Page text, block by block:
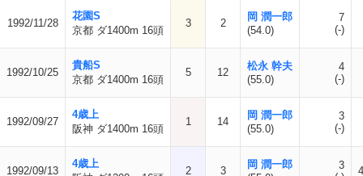
1992/11/28
花園S
京都 ダ1400m 16頭
3 2
岡 潤一郎
(54.0)
7
(-)
1992/10/25
貴船S
京都 ダ1400m 16頭
5 12
松永 幹夫
(55.0)
4
(-)
1992/09/27
4歳上
阪神 ダ1400m 16頭
1 14
岡 潤一郎
(55.0)
3
(-)
1992/09/13
4歳上
2 3
岡 潤一郎
3